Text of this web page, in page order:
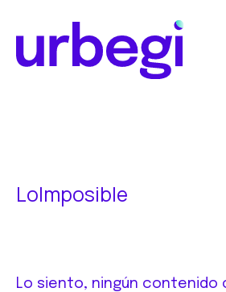
contenido
pie
LoImposible
Lo siento, ningún contenido